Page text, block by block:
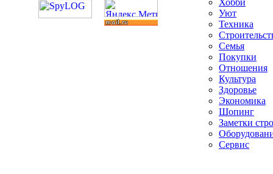
Хобби
Уют
Техника
Семья
Покупки
Отношения
Культура
Здоровье
Экономика
Шопинг
Заметки
Сервис